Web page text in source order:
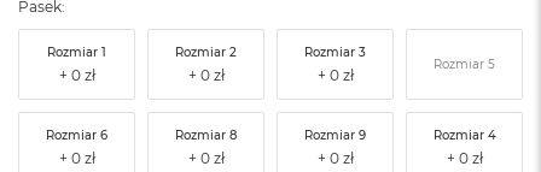
Pasek:
Rozmiar 1 Rozmiar 2 Rozmiar 3
Rozmiar 5
Rozmiar 6 Rozmiar 8 Rozmiar 9 Rozmiar 4